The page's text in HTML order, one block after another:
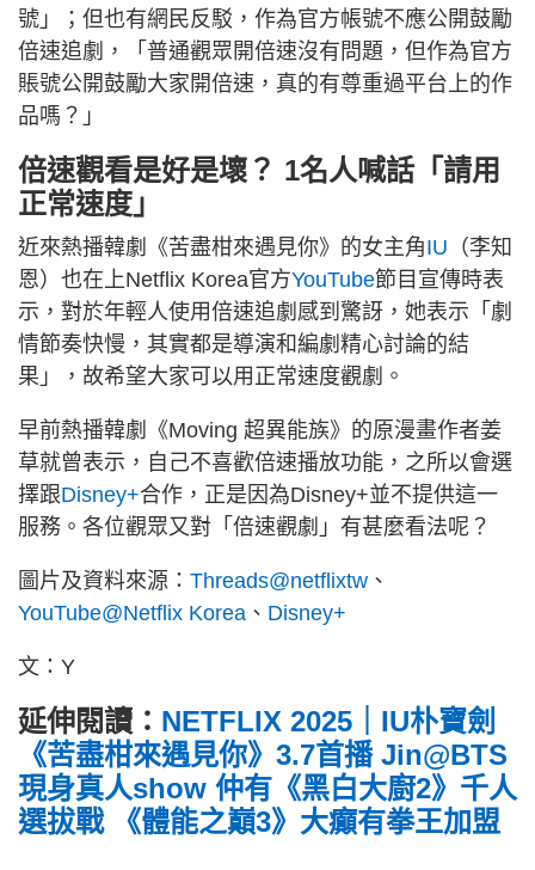
號」；但也有網民反駁，作為官方帳號不應公開鼓勵
倍速追劇，「普通觀眾開倍速沒有問題，但作為官方
賬號公開鼓勵大家開倍速，真的有尊重過平台上的作
品嗎？」
倍速觀看是好是壞？ 1名人喊話「請用
正常速度」
近來熱播韓劇《苦盡柑來遇見你》的女主角IU （李知
恩）也在上Netflix Korea官方YouTube節目宣傳時表
示，對於年輕人使用倍速追劇感到驚訝，她表示「劇
情節奏快慢，其實都是導演和編劇精心討論的結
果」，故希望大家可以用正常速度觀劇。
早前熱播韓劇《Moving 超異能族》的原漫畫作者姜
草就曾表示，自己不喜歡倍速播放功能，之所以會選
擇跟Disney+合作，正是因為Disney+並不提供這一
服務。各位觀眾又對「倍速觀劇」有甚麼看法呢？
圖片及資料來源： Threads@netflixtw 、
YouTube@Netflix Korea 、 Disney+
文：Y
延伸閱讀： NETFLIX 2025｜IU朴寶劍
《苦盡柑來遇見你》3.7首播 Jin@BTS
現身真人show 仲有《黑白大廚2》千人
選拔戰 《體能之巔3》大癲有拳王加盟